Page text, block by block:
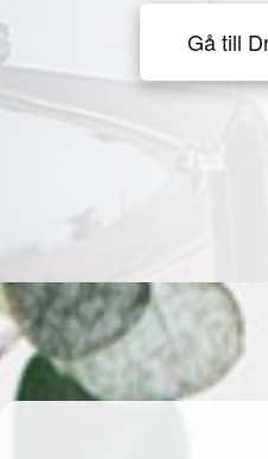
Gå till